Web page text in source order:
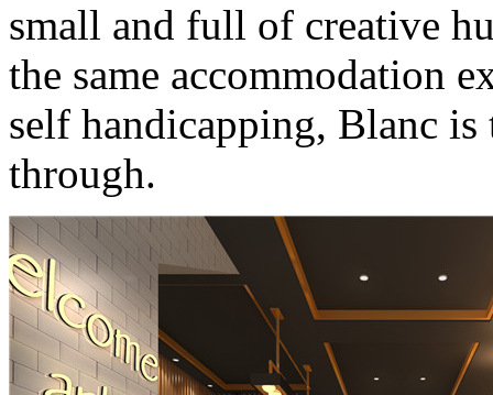
small and full of creative
the same accommodation
self handicapping, Blanc
through.